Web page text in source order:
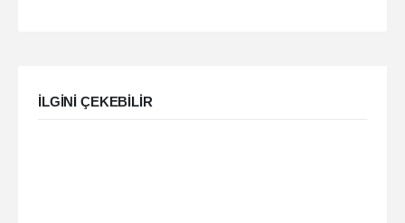
ILGINI ÇEKEBILIR